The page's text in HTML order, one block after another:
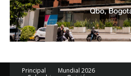
Principal
Mundial 2026